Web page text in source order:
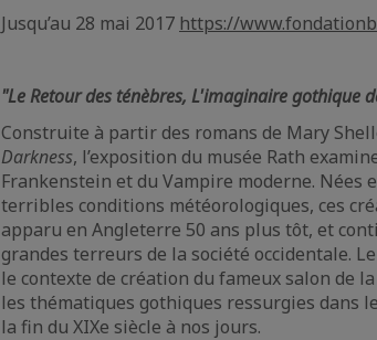
Jusqu’au 28 mai 2017 https://
"Le Retour des ténèbres, L'imaginaire gothique
Construite à partir des romans de Mary
Darkness, l’exposition du musée Rath
Frankenstein et du Vampire moderne. Nées
terribles conditions météorologiques, ces
apparu en Angleterre 50 ans plus tôt, et
grandes terreurs de la société occidentale.
le contexte de création du fameux salon de
les thématiques gothiques ressurgies dans
la fin du XIXe siècle à nos jours.